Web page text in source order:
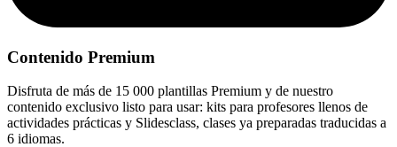
Contenido Premium
Disfruta de más de 15 000 plantillas Premium y de nuestro
contenido exclusivo listo para usar: kits para profesores llenos de
actividades prácticas y Slidesclass, clases ya preparadas traducidas a
6 idiomas.